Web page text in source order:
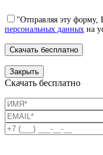
"Отправляя эту форму,
персональных данных на
Закрыть
Скачать бесплатно